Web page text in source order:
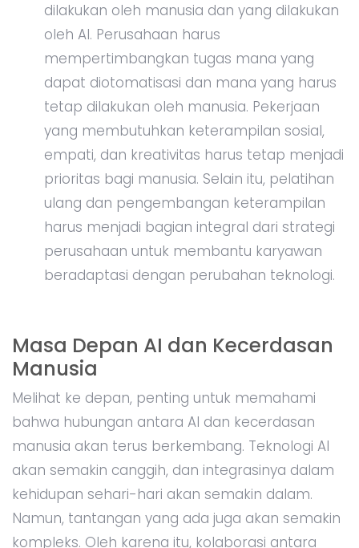
dilakukan oleh manusia dan yang dilakukan
oleh AI. Perusahaan harus
mempertimbangkan tugas mana yang
dapat diotomatisasi dan mana yang harus
tetap dilakukan oleh manusia. Pekerjaan
yang membutuhkan keterampilan sosial,
empati, dan kreativitas harus tetap menjadi
prioritas bagi manusia. Selain itu, pelatihan
ulang dan pengembangan keterampilan
harus menjadi bagian integral dari strategi
perusahaan untuk membantu karyawan
beradaptasi dengan perubahan teknologi.
Masa Depan AI dan Kecerdasan
Manusia
Melihat ke depan, penting untuk memahami
bahwa hubungan antara AI dan kecerdasan
manusia akan terus berkembang. Teknologi AI
akan semakin canggih, dan integrasinya dalam
kehidupan sehari-hari akan semakin dalam.
Namun, tantangan yang ada juga akan semakin
kompleks. Oleh karena itu, kolaborasi antara